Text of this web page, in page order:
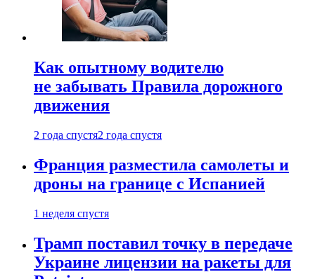
Как опытному водителю
не забывать Правила дорожного
движения
2 года спустя2 года спустя
Франция разместила самолеты и
дроны на границе с Испанией
1 неделя спустя
Трамп поставил точку в передаче
Украине лицензии на ракеты для